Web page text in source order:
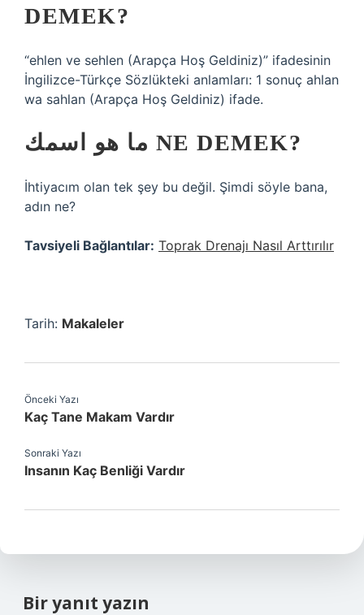
DEMEK?
“ehlen ve sehlen (Arapça Hoş Geldiniz)” ifadesinin
İngilizce-Türkçe Sözlükteki anlamları: 1 sonuç ahlan
wa sahlan (Arapça Hoş Geldiniz) ifade.
ما هو اسمك NE DEMEK?
İhtiyacım olan tek şey bu değil. Şimdi söyle bana,
adın ne?
Tavsiyeli Bağlantılar: Toprak Drenajı Nasıl Arttırılır
Tarih: Makaleler
Önceki Yazı
Kaç Tane Makam Vardır
Sonraki Yazı
Insanın Kaç Benliği Vardır
Bir yanıt yazın